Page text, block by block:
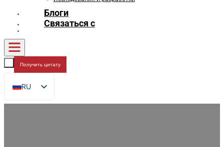
Блоги
Связаться с
Получить цитату
RU
EN